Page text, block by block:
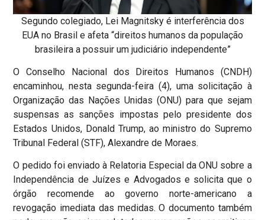
Segundo colegiado, Lei Magnitsky é interferência dos
EUA no Brasil e afeta “direitos humanos da população
brasileira a possuir um judiciário independente”
O Conselho Nacional dos Direitos Humanos (CNDH)
encaminhou, nesta segunda-feira (4), uma solicitação à
Organização das Nações Unidas (ONU) para que sejam
suspensas as sanções impostas pelo presidente dos
Estados Unidos, Donald Trump, ao ministro do Supremo
Tribunal Federal (STF), Alexandre de Moraes.
O pedido foi enviado à Relatoria Especial da ONU sobre a
Independência de Juízes e Advogados e solicita que o
órgão recomende ao governo norte-americano a
revogação imediata das medidas. O documento também